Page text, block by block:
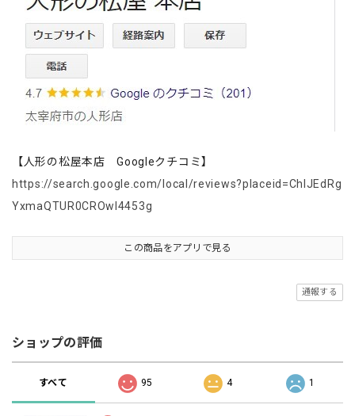
【人形の松屋本店 Googleクチコミ】
https://search.google.com/local/reviews?placeid=ChIJEdRg
YxmaQTUR0CROwl4453g
この商品をアプリで見る
通報する
ショップの評価
すべて 95 4 1